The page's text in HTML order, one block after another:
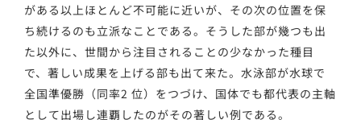
がある以上ほとんど不可能に近いが、その次の位置を保
ち続けるのも立派なことである。そうした部が幾つも出
た以外に、世間から注目されることの少なかった種目
で、著しい成果を上げる部も出て来た。水泳部が水球で
全国準優勝（同率2 位）をつづけ、国体でも都代表の主軸
として出場し連覇したのがその著しい例である。